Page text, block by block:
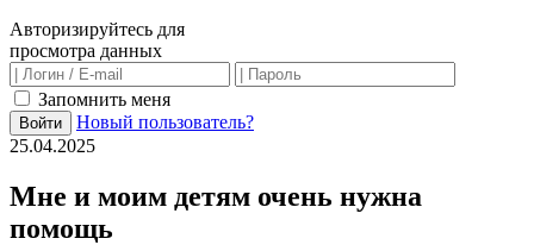
Авторизируйтесь для
просмотра данных
Запомнить меня
Войти
Новый пользователь?
25.04.2025
Мне и моим детям очень нужна
помощь